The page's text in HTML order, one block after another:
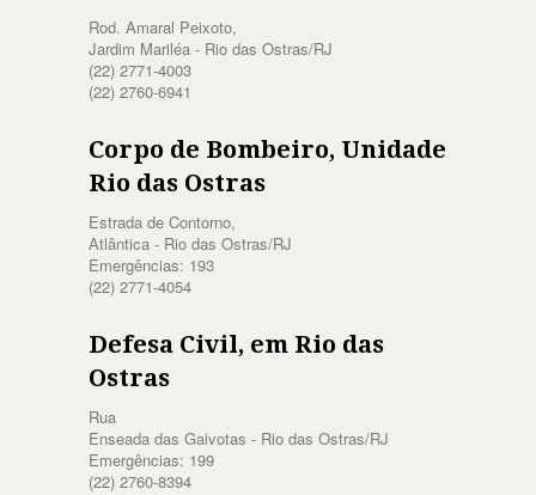
Rod. Amaral Peixoto,
Jardim Mariléa - Rio das Ostras/RJ
(22) 2771-4003
(22) 2760-6941
Corpo de Bombeiro, Unidade
Rio das Ostras
Estrada de Contorno,
Atlântica - Rio das Ostras/RJ
Emergências: 193
(22) 2771-4054
Defesa Civil, em Rio das
Ostras
Rua
Enseada das Gaivotas - Rio das Ostras/RJ
Emergências: 199
(22) 2760-8394